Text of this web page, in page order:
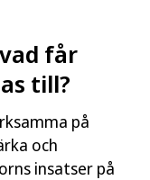
får
till?
på
och
insatser på